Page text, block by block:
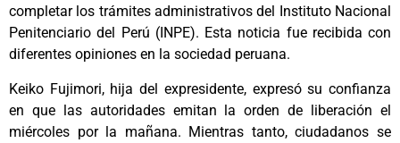
completar los trámites administrativos del Instituto Nacional
Penitenciario del Perú (INPE). Esta noticia fue recibida con
diferentes opiniones en la sociedad peruana.
Keiko Fujimori, hija del expresidente, expresó su confianza
en que las autoridades emitan la orden de liberación el
miércoles por la mañana. Mientras tanto, ciudadanos se